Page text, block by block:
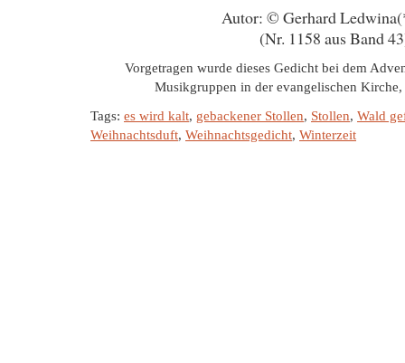
Autor: © Gerhard
(Nr. 1158 aus Band
Vorgetragen wurde dieses Gedicht bei dem
Musikgruppen in der evangelischen
Tags: es wird kalt, gebackener Stollen, Stollen, Wald
Weihnachtsduft, Weihnachtsgedicht, Winterzeit